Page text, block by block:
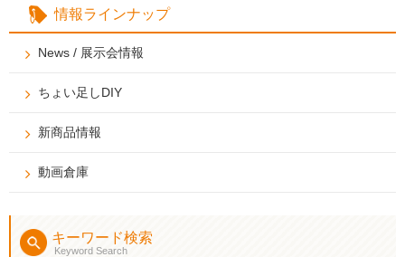
情報ラインナップ
News / 展示会情報
ちょい足しDIY
新商品情報
動画倉庫
キーワード検索
Keyword Search